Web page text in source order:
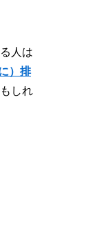
人は
）排
しれ